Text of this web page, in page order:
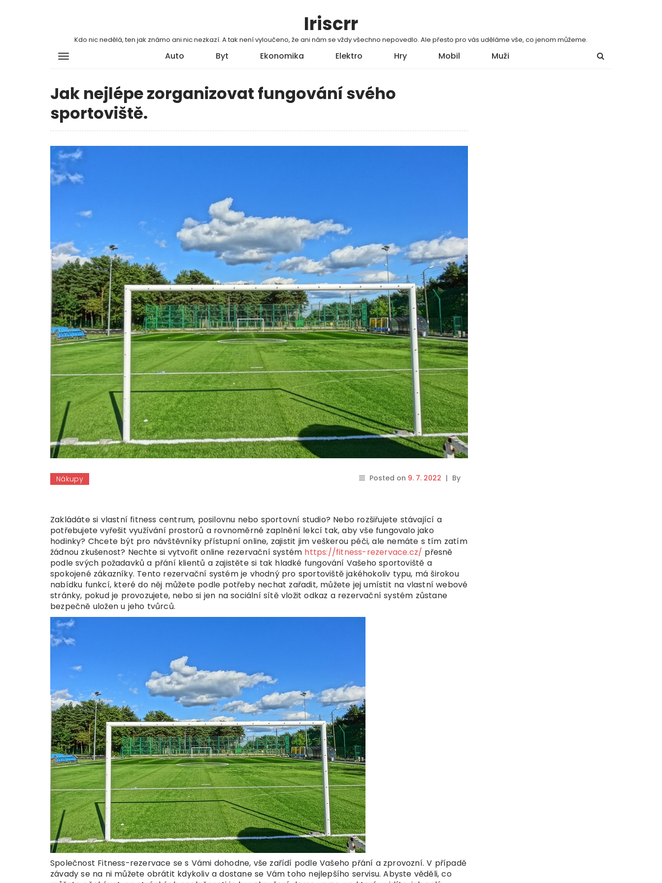
Iriscrr
Kdo nic nedělá, ten jak známo ani nic nezkazí. A tak není vyloučeno, že ani nám se vždy všechno nepovedlo. Ale přesto pro vás uděláme vše, co jenom můžeme.
Auto Byt Ekonomika Elektro Hry Mobil Muži
Jak nejlépe zorganizovat fungování svého
sportoviště.
Nákupy Posted on 9. 7. 2022 | By
Zakládáte si vlastní fitness centrum, posilovnu nebo sportovní studio? Nebo rozšiřujete stávající a
potřebujete vyřešit využívání prostorů a rovnoměrné zaplnění lekcí tak, aby vše fungovalo jako
hodinky? Chcete být pro návštěvníky přístupní online, zajistit jim veškerou péči, ale nemáte s tím zatím
žádnou zkušenost? Nechte si vytvořit online rezervační systém https://fitness-rezervace.cz/ přesně
podle svých požadavků a přání klientů a zajistěte si tak hladké fungování Vašeho sportoviště a
spokojené zákazníky. Tento rezervační systém je vhodný pro sportoviště jakéhokoliv typu, má širokou
nabídku funkcí, které do něj můžete podle potřeby nechat zařadit, můžete jej umístit na vlastní webové
stránky, pokud je provozujete, nebo si jen na sociální sítě vložit odkaz a rezervační systém zůstane
bezpečně uložen u jeho tvůrců.
Společnost Fitness-rezervace se s Vámi dohodne, vše zařídí podle Vašeho přání a zprovozní. V případě
závady se na ni můžete obrátit kdykoliv a dostane se Vám toho nejlepšího servisu. Abyste věděli, co